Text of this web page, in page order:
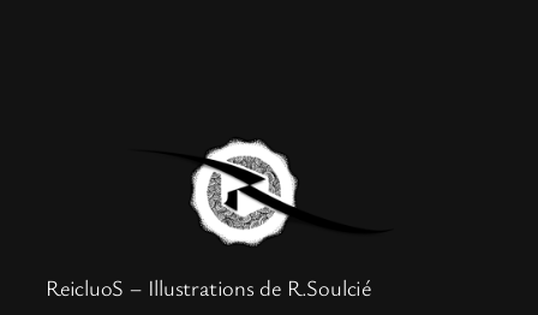
ReicluoS – Illustrations de R.Soulcié